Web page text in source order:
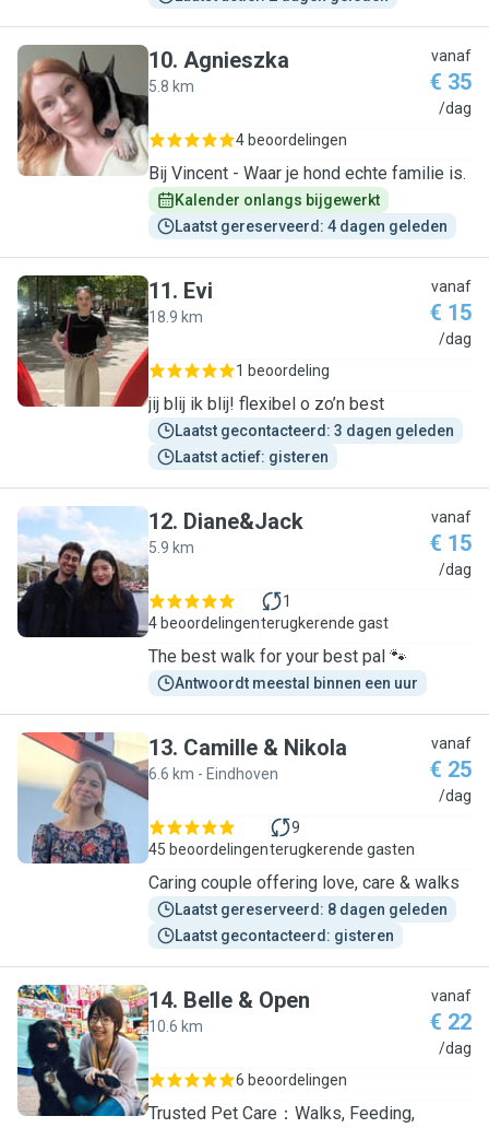
A
10. Agnieszka
5.8 km
vanaf
€ 35
/dag
4 beoordelingen
Bij Vincent - Waar je hond echte familie is.
Kalender onlangs bijgewerkt
Laatst gereserveerd: 4 dagen geleden
E
11. Evi
18.9 km
vanaf
€ 15
/dag
1 beoordeling
jij blij ik blij! flexibel o zo’n best
Laatst gecontacteerd: 3 dagen geleden
Laatst actief: gisteren
D
12. Diane&Jack
5.9 km
vanaf
€ 15
/dag
4 beoordelingen
1
terugkerende gast
The best walk for your best pal 🐾
Antwoordt meestal binnen een uur
C
13. Camille & Nikola
6.6 km - Eindhoven
vanaf
€ 25
/dag
45 beoordelingen
9
terugkerende gasten
Caring couple offering love, care & walks
Laatst gereserveerd: 8 dagen geleden
Laatst gecontacteerd: gisteren
B
14. Belle & Open
10.6 km
vanaf
€ 22
/dag
6 beoordelingen
Trusted Pet Care：Walks, Feeding,